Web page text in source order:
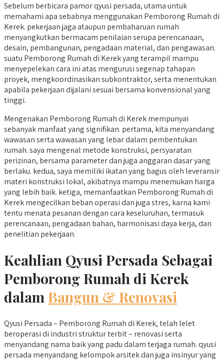
Sebelum berbicara pamor qyusi persada, utama untuk
memahami apa sebabnya menggunakan Pemborong Rumah di
Kerek. pekerjaan jaga ataupun pembaharuan rumah
menyangkutkan bermacam penilaian serupa perencanaan,
desain, pembangunan, pengadaan material, dan pengawasan.
suatu Pemborong Rumah di Kerek yang terampil mampu
menyepelekan cara ini atas mengurusi segenap tahapan
proyek, mengkoordinasikan subkontraktor, serta menentukan
apabila pekerjaan dijalani sesuai bersama konvensional yang
tinggi.
Mengenakan Pemborong Rumah di Kerek mempunyai
sebanyak manfaat yang signifikan. pertama, kita menyandang
wawasan serta wawasan yang lebar dalam pembentukan
rumah. saya mengenal metode konstruksi, persyaratan
perizinan, bersama parameter dan juga anggaran dasar yang
berlaku. kedua, saya memiliki ikatan yang bagus oleh leveransir
materi konstruksi lokal, akibatnya mampu menemukan harga
yang lebih baik. ketiga, memanfaatkan Pemborong Rumah di
Kerek mengecilkan beban operasi dan juga stres, karna kami
tentu menata pesanan dengan cara keseluruhan, termasuk
perencanaan, pengadaan bahan, harmonisasi daya kerja, dan
penelitian pekerjaan.
Keahlian Qyusi Persada Sebagai
Pemborong Rumah di Kerek
dalam Bangun & Renovasi
Qyusi Persada – Pemborong Rumah di Kerek, telah lelet
beroperasi di industri struktur terbit – renovasi serta
menyandang nama baik yang padu dalam terjaga rumah. qyusi
persada menyandang kelompok arsitek dan juga insinyur yang